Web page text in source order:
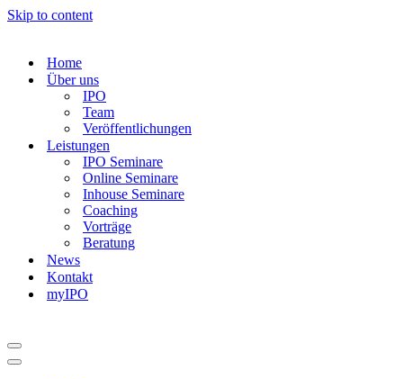
Skip to content
Home
Über uns
IPO
Team
Veröffentlichungen
Leistungen
IPO Seminare
Online Seminare
Inhouse Seminare
Coaching
Vorträge
Beratung
News
Kontakt
myIPO
Navigation
Menu
Navigation